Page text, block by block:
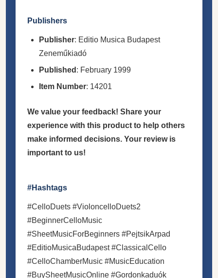
Publishers
Publisher: Editio Musica Budapest
Zeneműkiadó
Published : February 1999
Item Number: 14201
We value your feedback! Share your
experience with this product to help others
make informed decisions. Your review is
important to us!
#Hashtags
#CelloDuets #VioloncelloDuets2
#BeginnerCelloMusic
#SheetMusicForBeginners #PejtsikArpad
#EditioMusicaBudapest #ClassicalCello
#CelloChamberMusic #MusicEducation
#BuySheetMusicOnline #Gordonkaduók